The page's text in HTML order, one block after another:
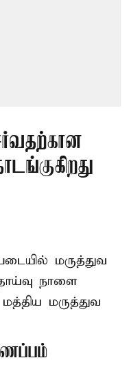
மருத்துவ
நாளை
மருத்துவ